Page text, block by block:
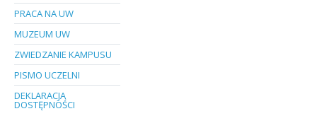
PRACA NA UW
MUZEUM UW
ZWIEDZANIE KAMPUSU
PISMO UCZELNI
DEKLARACJA
DOSTĘPNOŚCI